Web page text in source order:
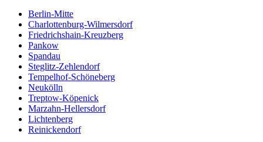
Berlin-Mitte
Charlottenburg-Wilmersdorf
Friedrichshain-Kreuzberg
Pankow
Spandau
Steglitz-Zehlendorf
Tempelhof-Schöneberg
Neukölln
Treptow-Köpenick
Marzahn-Hellersdorf
Lichtenberg
Reinickendorf